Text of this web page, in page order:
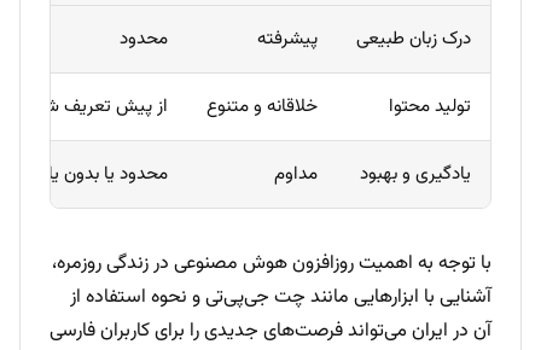
درک زبان طبیعی پیشرفته محدود
تولید محتوا خلاقانه و متنوع از پیش تعریف شده
یادگیری و بهبود مداوم محدود یا بدون یادگیری
با توجه به اهمیت روزافزون هوش مصنوعی در زندگی روزمره،
آشنایی با ابزارهایی مانند چت جی‌پی‌تی و نحوه استفاده از
آن در ایران می‌تواند فرصت‌های جدیدی را برای کاربران فارسی